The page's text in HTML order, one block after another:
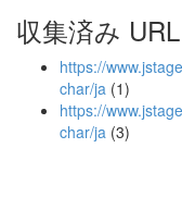
収集済み
https://
char/ja (1)
https://
char/ja (3)